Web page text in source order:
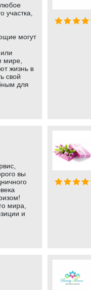
участка,
могут
мире,
жизнь в
свой
для
вы
мира,
и